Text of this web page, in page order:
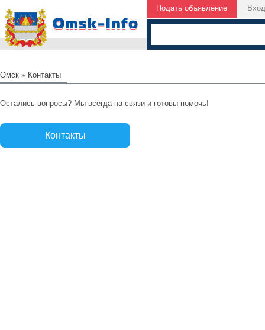
Подать объявление Вход
Омск » Контакты
Остались вопросы? Мы всегда на связи и готовы помочь!
Контакты